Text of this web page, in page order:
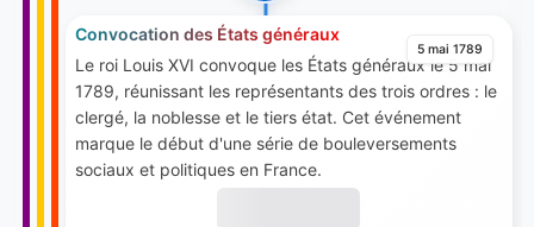
5 mai 1789
Convocation des États généraux
Le roi Louis XVI convoque les États généraux le 5 mai
1789, réunissant les représentants des trois ordres : le
clergé, la noblesse et le tiers état. Cet événement
marque le début d'une série de bouleversements
sociaux et politiques en France.